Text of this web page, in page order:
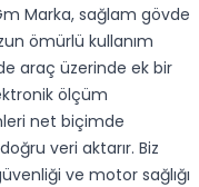
Marka, sağlam gövde
ömürlü kullanım
araç üzerinde ek bir
ölçüm
net biçimde
veri aktarır. Biz
ve motor sağlığı